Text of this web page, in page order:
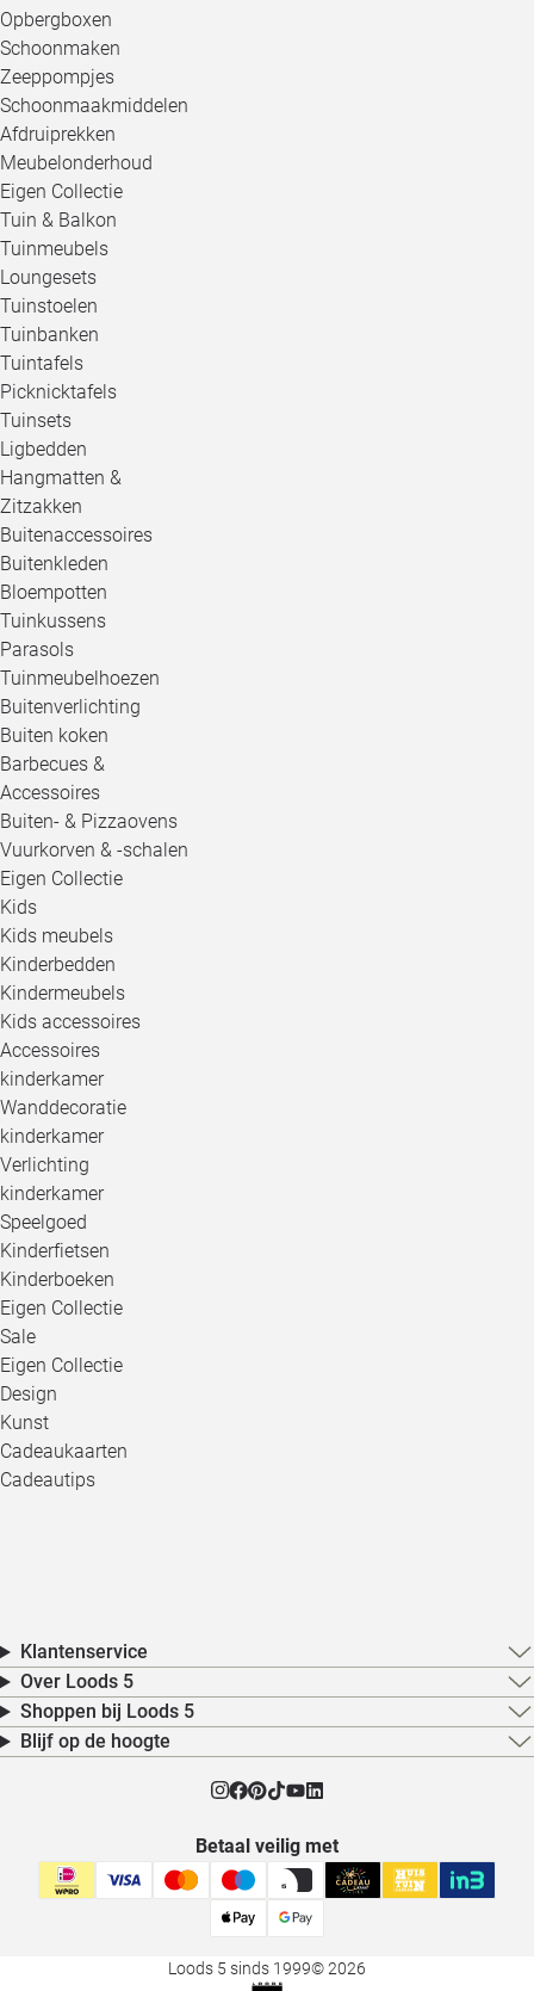
Opbergboxen
Schoonmaken
Zeeppompjes
Schoonmaakmiddelen
Afdruiprekken
Meubelonderhoud
Eigen Collectie
Tuin & Balkon
Tuinmeubels
Loungesets
Tuinstoelen
Tuinbanken
Tuintafels
Picknicktafels
Tuinsets
Ligbedden
Hangmatten &
Zitzakken
Buitenaccessoires
Buitenkleden
Bloempotten
Tuinkussens
Parasols
Tuinmeubelhoezen
Buitenverlichting
Buiten koken
Barbecues &
Accessoires
Buiten- & Pizzaovens
Vuurkorven & -schalen
Eigen Collectie
Kids
Kids meubels
Kinderbedden
Kindermeubels
Kids accessoires
Accessoires
kinderkamer
Wanddecoratie
kinderkamer
Verlichting
kinderkamer
Speelgoed
Kinderfietsen
Kinderboeken
Eigen Collectie
Sale
Eigen Collectie
Design
Kunst
Cadeaukaarten
Cadeautips
Klantenservice
Over Loods 5
Shoppen bij Loods 5
Blijf op de hoogte
Betaal veilig met
Loods 5 sinds 1999© 2026